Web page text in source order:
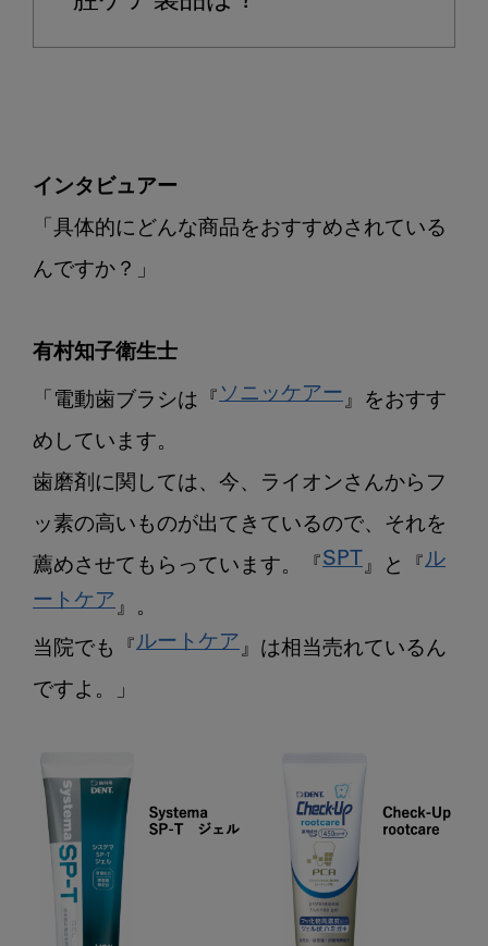
インタビュアー
「具体的にどんな商品をおすすめされている
んですか？」
有村知子衛生士
「電動歯ブラシは『 ソニッケアー』をおすす
めしています。
歯磨剤に関しては、今、ライオンさんからフ
ッ素の高いものが出てきているので、それを
薦めさせてもらっています。『 SPT 』と『 ル
ートケア
当院でも『 ルートケア』は相当売れているん
ですよ。」